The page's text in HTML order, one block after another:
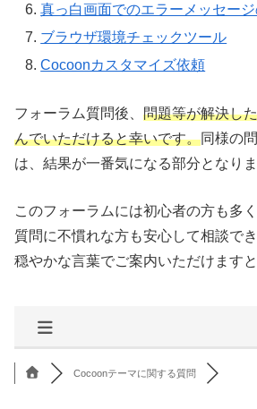
真っ白画面でのエラーメッセー
ブラウザ環境チェックツール
Cocoonカスタマイズ依頼
フォーラム質問後、 問題等が解決し
んでいただけると幸いです。同様の
は、結果が一番気になる部分となりま
このフォーラムには初心者の方も多
質問に不慣れな方も安心して相談で
穏やかな言葉でご案内いただけますと
Cocoonテーマに関する質問